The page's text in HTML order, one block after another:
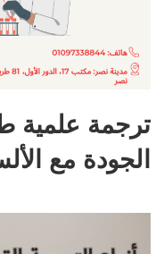
ترجمة علمية
الجودة مع